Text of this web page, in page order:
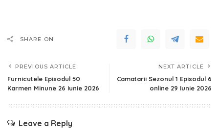
SHARE ON
PREVIOUS ARTICLE
Furnicutele Episodul 50
Karmen Minune 26 Iunie 2026
NEXT ARTICLE
Camatarii Sezonul 1 Episodul 6
online 29 Iunie 2026
Leave a Reply